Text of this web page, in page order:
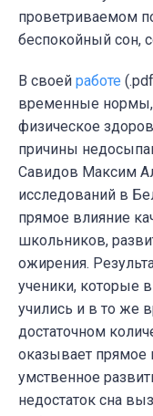
проветриваемом
беспокойный
В своей работе
временные нормы,
физическое
причины
Савидов Максим
исследований в
прямое влияние
школьников,
ожирения.
ученики, которые
учились и в то же
достаточном
оказывает прямое
умственное
недостаток сна